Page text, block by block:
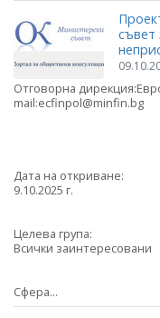
съвет
Отговорна
mail:ecfinpol@minfin.bg
Дата на откриване:
9.10.2025 г.
Целева група:
Всички заинтересовани
Сфера...